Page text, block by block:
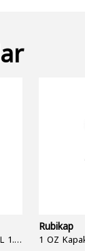
Rubikap
1 OZ